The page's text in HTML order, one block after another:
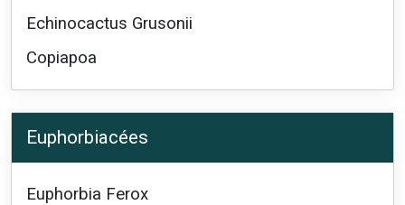
Echinocactus Grusonii
Copiapoa
Euphorbiacées
Euphorbia Ferox